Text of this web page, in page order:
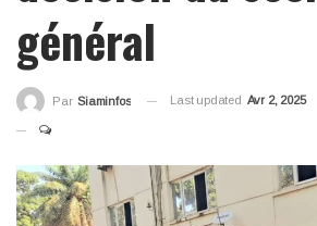
général
Par Siaminfos Last updated Avr 2, 2025